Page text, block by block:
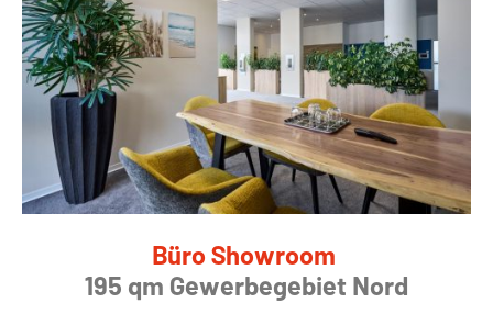
Büro Showroom
195 qm Gewerbegebiet Nord